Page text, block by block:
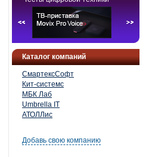
Каталог компаний
СмартексСофт
Кит-системс
МБК Лаб
Umbrella IT
АТОЛЛис
Добавь свою компанию